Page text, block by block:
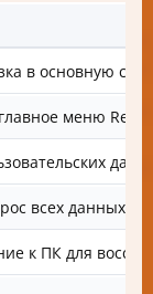
в основную
меню
всех данных
к ПК для